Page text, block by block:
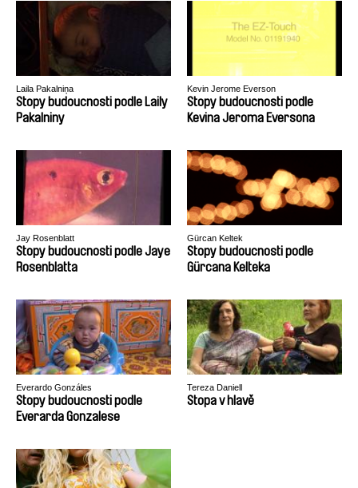
Laila Pakalniņa
Stopy budoucnosti podle Laily
Pakalniny
Kevin Jerome Everson
Stopy budoucnosti podle
Kevina Jeroma Eversona
Jay Rosenblatt
Stopy budoucnosti podle Jaye
Rosenblatta
Gürcan Keltek
Stopy budoucnosti podle
Gürcana Kelteka
Everardo Gonzáles
Stopy budoucnosti podle
Everarda Gonzalese
Tereza Daniell
Stopa v hlavě